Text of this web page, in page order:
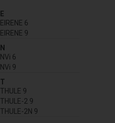
E
EIRENE 6
EIRENE 9
N
NVi 6
NVi 9
T
THULE 9
THULE-2 9
THULE-2N 9